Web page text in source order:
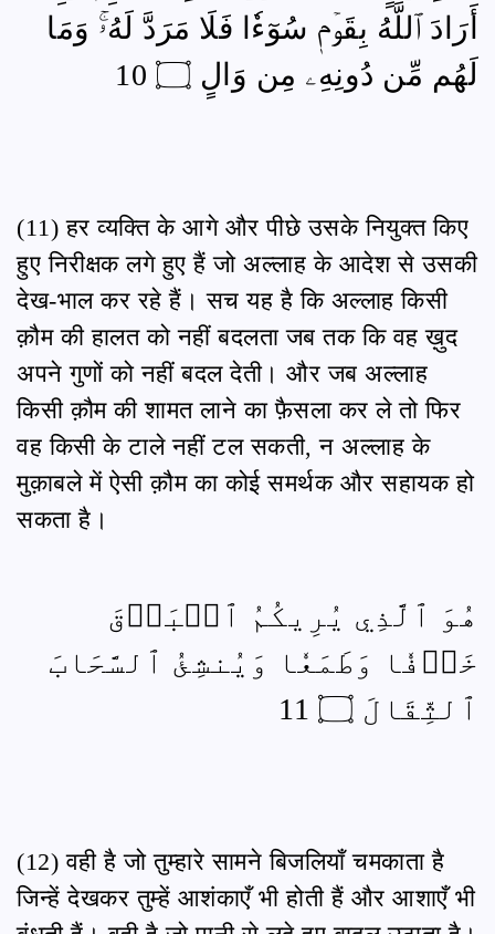
أَرَادَ ٱللَّهُ بِقَوۡمٖ سُوٓءٗا فَلَا مَرَدَّ لَهُۥۚ وَمَا
لَهُم مِّن دُونِهِۦ مِن وَالٍ ۝ 10
(11) हर व्यक्ति के आगे और पीछे उसके नियुक्त किए
हुए निरीक्षक लगे हुए हैं जो अल्लाह के आदेश से उसकी
देख-भाल कर रहे हैं। सच यह है कि अल्लाह किसी
क़ौम की हालत को नहीं बदलता जब तक कि वह ख़ुद
अपने गुणों को नहीं बदल देती। और जब अल्लाह
किसी क़ौम की शामत लाने का फ़ैसला कर ले तो फिर
वह किसी के टाले नहीं टल सकती, न अल्लाह के
मुक़ाबले में ऐसी क़ौम का कोई समर्थक और सहायक हो
सकता है।
هُوَ ٱلَّذِي يُرِيكُمُ ٱلۡبَرۡقَ
خَوۡفٗا وَطَمَعٗا وَيُنشِئُ ٱلسَّحَابَ
ٱلثِّقَالَ ۝ 11
(12) वही है जो तुम्हारे सामने बिजलियाँ चमकाता है
जिन्हें देखकर तुम्हें आशंकाएँ भी होती हैं और आशाएँ भी